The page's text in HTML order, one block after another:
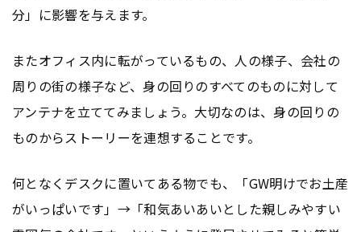
分」に影響を与えます。
またオフィス内に転がっているもの、人の様子、会社の
周りの街の様子など、身の回りのすべてのものに対して
アンテナを立ててみましょう。大切なのは、身の回りの
ものからストーリーを連想することです。
何となくデスクに置いてある物でも、「GW明けでお土産
がいっぱいです」→「和気あいあいとした親しみやすい